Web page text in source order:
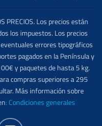
PRECIOS. Los precios están
los impuestos. Los precios
errores tipográficos
pagados en la Península y
y paquetes de hasta 5 kg.
compras superiores a 295
Más información sobre
: Condiciones generales